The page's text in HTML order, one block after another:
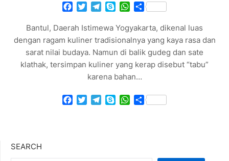
Facebook
TwitterTelegram
SkypeWhatsApp
Share
Bantul, Daerah Istimewa Yogyakarta, dikenal luas
dengan ragam kuliner tradisionalnya yang kaya rasa dan
sarat nilai budaya. Namun di balik gudeg dan sate
klathak, tersimpan kuliner yang kerap disebut “tabu”
karena bahan…
Facebook
TwitterTelegram
SkypeWhatsApp
Share
SEARCH